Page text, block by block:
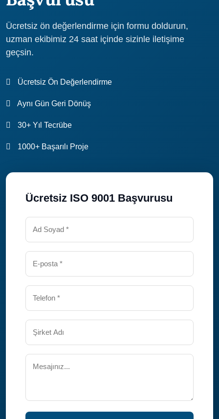
Ücretsiz ön değerlendirme için formu doldurun,
uzman ekibimiz 24 saat içinde sizinle iletişime
geçsin.
Ücretsiz Ön Değerlendirme
Aynı Gün Geri Dönüş
30+ Yıl Tecrübe
1000+ Başarılı Proje
Ücretsiz ISO 9001 Başvurusu